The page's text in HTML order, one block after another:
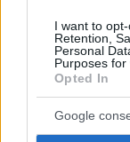
I want to
Retention,
Personal
Purposes for
Opted In
Google
Ο Λούκα
Ιβάνοβιτς, οι
Μπολόνια.